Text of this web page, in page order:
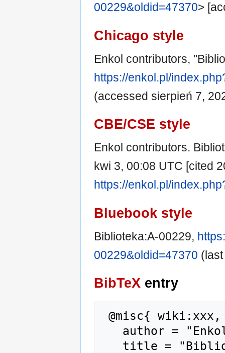
00229&oldid=47370>
Chicago style
Enkol contributors,
https://enkol.pl/
(accessed sierpień 7,
CBE/CSE style
Enkol contributors.
kwi 3, 00:08 UTC [cited
https://enkol.pl/
Bluebook style
Biblioteka:A-00229,
00229&oldid=47370
BibTeX entry